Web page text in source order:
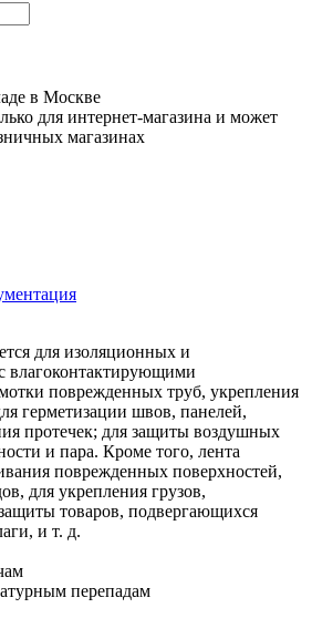
в Москве
для интернет-магазина и может
магазинах
для изоляционных и
влагоконтактирующими
поврежденных труб, укрепления
герметизации швов, панелей,
протечек; для защиты воздушных
и пара. Кроме того, лента
поврежденных поверхностей,
для укрепления грузов,
товаров, подвергающихся
и т. д.
перепадам